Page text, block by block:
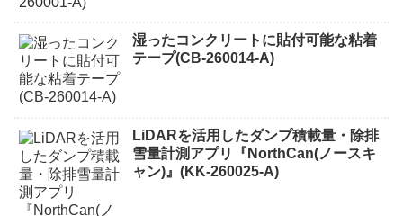
湿ったコンクリートに貼付可能な粘着
テープ(CB-260014-A)
LiDARを活用したダンプ積載量・除排
雪量計測アプリ『NorthCan(ノースキ
ャン)』(KK-260025-A)